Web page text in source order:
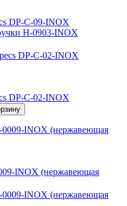
DP-C-09-INOX
H-0903-INOX
DP-C-02-INOX
INOX (нержавеющая